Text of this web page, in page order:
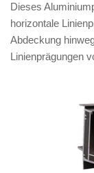
Dieses
horizontale
Abdeckung
Linienprägungen